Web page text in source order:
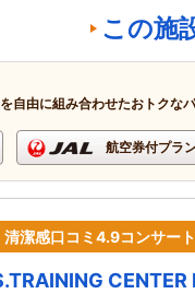
この施
自由に組み合わせたおトクな
航空券付プラ
潔感口コミ4.9コンサー
CENTER